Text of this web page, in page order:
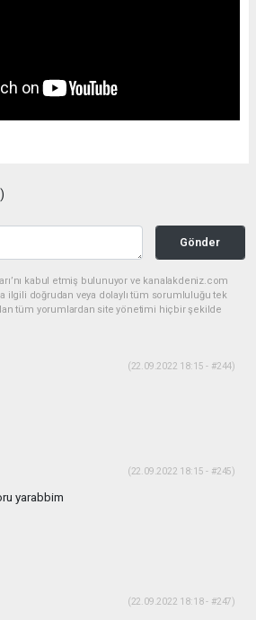
Gönder
kabul etmiş bulunuyor ve kanalakdeniz.com
ilgili doğrudan veya dolaylı tüm sorumluluğu tek
tüm yorumlardan site yönetimi hiçbir şekilde
(22.09.2022 18:15 - #244)
(22.09.2022 18:15 - #245)
yarabbim
(22.09.2022 18:18 - #247)